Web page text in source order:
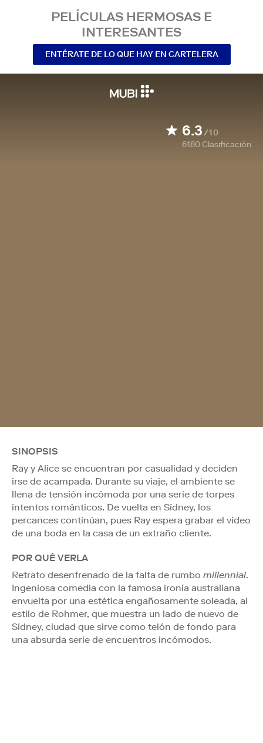
PELÍCULAS HERMOSAS E
INTERESANTES
ENTÉRATE DE LO QUE HAY EN CARTELERA
6.3/10
6180Clasificación
SINOPSIS
Ray y Alice se encuentran por casualidad y deciden
irse de acampada. Durante su viaje, el ambiente se
llena de tensión incómoda por una serie de torpes
intentos románticos. De vuelta en Sídney, los
percances continúan, pues Ray espera grabar el vídeo
de una boda en la casa de un extraño cliente.
POR QUÉ VERLA
Retrato desenfrenado de la falta de rumbo millennial.
Ingeniosa comedia con la famosa ironía australiana
envuelta por una estética engañosamente soleada, al
estilo de Rohmer, que muestra un lado de nuevo de
Sídney, ciudad que sirve como telón de fondo para
una absurda serie de encuentros incómodos.